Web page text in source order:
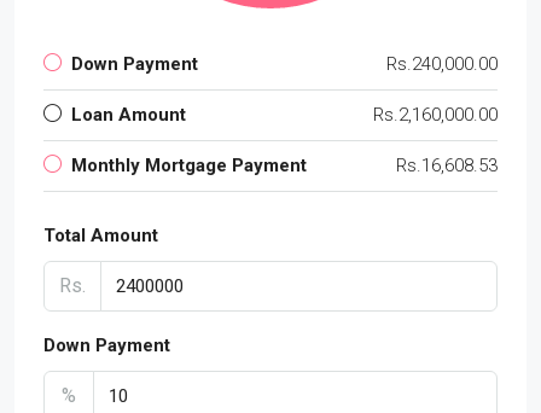
Down Payment Rs.240,000.00
Loan Amount Rs.2,160,000.00
Monthly Mortgage Payment Rs.16,608.53
Total Amount
Rs.
Down Payment
%